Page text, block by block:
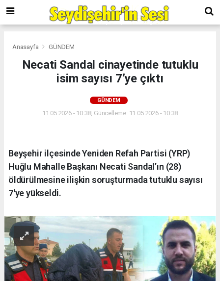
Anasayfa GÜNDEM
Necati Sandal cinayetinde tutuklu
isim sayısı 7’ye çıktı
GÜNDEM
11.05.2026 - 10:38, Güncelleme: 11.05.2026 - 10:38
Beyşehir ilçesinde Yeniden Refah Partisi (YRP)
Huğlu Mahalle Başkanı Necati Sandal’ın (28)
öldürülmesine ilişkin soruşturmada tutuklu sayısı
7'ye yükseldi.